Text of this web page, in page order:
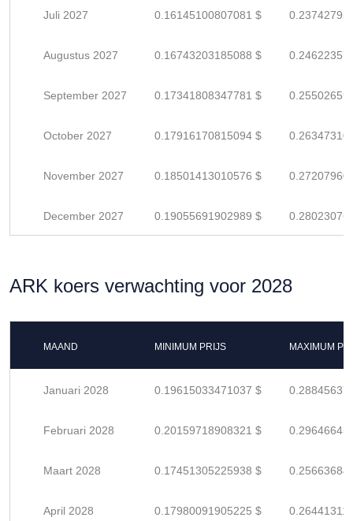
Juli 2027 0.16145100807081 $
Augustus 2027 0.16743203185088 $
September 2027 0.17341808347781 $
October 2027 0.17916170815094 $
November 2027 0.18501413010576 $
December 2027 0.19055691902989 $
ARK koers verwachting voor 2028
MAAND MINIMUM PRIJS MAXIMUM
Januari 2028 0.19615033471037 $
Februari 2028 0.20159718908321 $
Maart 2028 0.17451305225938 $
April 2028 0.17980091905225 $